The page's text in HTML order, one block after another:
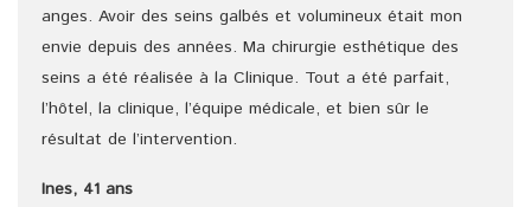
anges. Avoir des seins galbés et volumineux était mon
envie depuis des années. Ma chirurgie esthétique des
seins a été réalisée à la Clinique. Tout a été parfait,
l’hôtel, la clinique, l’équipe médicale, et bien sûr le
résultat de l’intervention.
Ines, 41 ans